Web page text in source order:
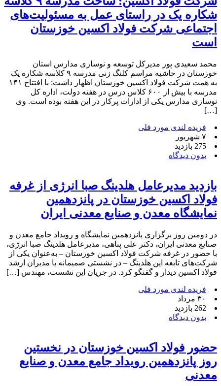
شکاره یک در راستای عمل به مسئولیت‌های
اجتماعی شرکت فولاد اکسین خوزستان
است
محمد سعیدی پور مدیرکل توسعه و نوسازی مدارس استان
خوزستان در حاشیه مراسم کلنگ زنی مدرسه ۹ کلاسه شکاره یک
به همت شرکت فولاد اکسین خوزستان اظهار داشت: با افتتاح ۱۴۱
مدرسه با بیش از ۶۰۰ کلاس درس در هفته دولت، اداره کل
نوسازی مدارس یکی از ادارات پرکار در این هفته بوده است. وی
[…]
فریده لندی مورد فلی
۷ شهریور
275 بازدید
بدون دیدگاه
بازدید مدیرعامل هلدینگ صبا انرژی از غرفه
فولاد اکسین خوزستان در پانزدهمین
نمایشگاه معدن و صنایع معدنی ایران
در دومین روز برگزاری پانزدهمین نمایشگاه و رویداد جامع معدن و
صنایع معدنی ایران، دکتر علی پناهی، مدیرعامل هلدینگ صبا انرژی،
با حضور در غرفه شرکت فولاد اکسین خوزستان – به‌عنوان یکی از
شرکت‌های تابعه این هلدینگ – در نشستی صمیمانه با مدیران ارشد
فولاد اکسین دیدار و گفتگو کرد. در جریان این نشست، مهندس […]
فریده لندی مورد فلی
۳۰ مرداد
262 بازدید
بدون دیدگاه
حضور فولاد اکسین خوزستان در نخستین
روز پانزدهمین رویداد جامع معدن و صنایع
معدنی